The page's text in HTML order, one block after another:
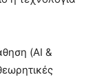
(AI &